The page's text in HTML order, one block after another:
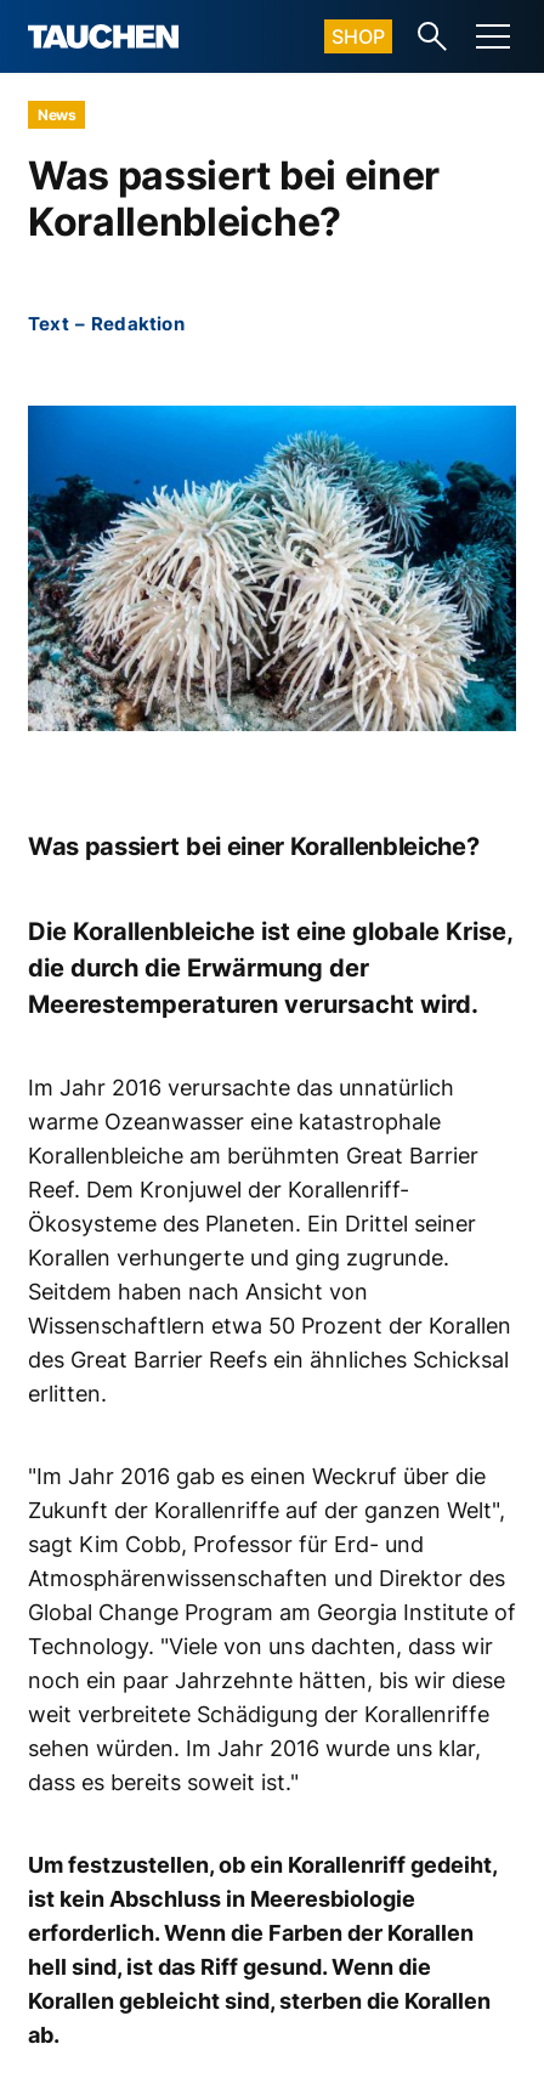
SHOP
News
Was passiert bei einer
Korallenbleiche?
Text – Redaktion
Was passiert bei einer Korallenbleiche?
Die Korallenbleiche ist eine globale Krise,
die durch die Erwärmung der
Meerestemperaturen verursacht wird.
Im Jahr 2016 verursachte das unnatürlich
warme Ozeanwasser eine katastrophale
Korallenbleiche am berühmten Great Barrier
Reef. Dem Kronjuwel der Korallenriff-
Ökosysteme des Planeten. Ein Drittel seiner
Korallen verhungerte und ging zugrunde.
Seitdem haben nach Ansicht von
Wissenschaftlern etwa 50 Prozent der Korallen
des Great Barrier Reefs ein ähnliches Schicksal
erlitten.
"Im Jahr 2016 gab es einen Weckruf über die
Zukunft der Korallenriffe auf der ganzen Welt",
sagt Kim Cobb, Professor für Erd- und
Atmosphärenwissenschaften und Direktor des
Global Change Program am Georgia Institute of
Technology. "Viele von uns dachten, dass wir
noch ein paar Jahrzehnte hätten, bis wir diese
weit verbreitete Schädigung der Korallenriffe
sehen würden. Im Jahr 2016 wurde uns klar,
dass es bereits soweit ist."
Um festzustellen, ob ein Korallenriff gedeiht,
ist kein Abschluss in Meeresbiologie
erforderlich. Wenn die Farben der Korallen
hell sind, ist das Riff gesund. Wenn die
Korallen gebleicht sind, sterben die Korallen
ab.